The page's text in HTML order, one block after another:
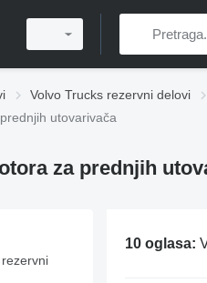
Volvo Trucks rezervni delovi
utovarivača
za prednjih
10 oglasa: